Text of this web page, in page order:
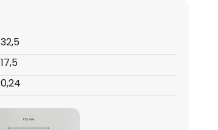
32,5
17,5
0,24